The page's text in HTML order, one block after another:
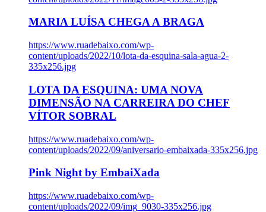
MARIA LUÍSA CHEGA A BRAGA
https://www.ruadebaixo.com/wp-
content/uploads/2022/10/lota-da-esquina-sala-agua-2-
335x256.jpg
LOTA DA ESQUINA: UMA NOVA
DIMENSÃO NA CARREIRA DO CHEF
VÍTOR SOBRAL
https://www.ruadebaixo.com/wp-
content/uploads/2022/09/aniversario-embaixada-335x256.jpg
Pink Night by EmbaiXada
https://www.ruadebaixo.com/wp-
content/uploads/2022/09/img_9030-335x256.jpg